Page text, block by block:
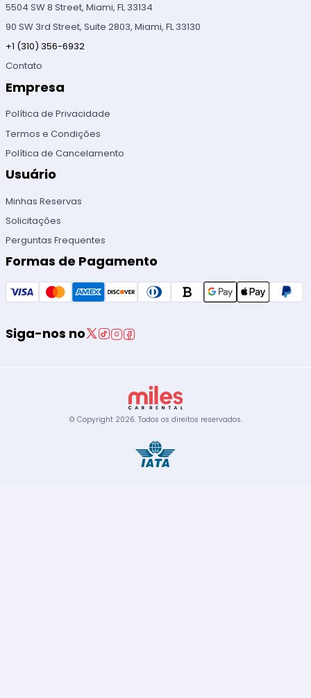
5504 SW 8 Street, Miami, FL 33134
90 SW 3rd Street, Suite 2803, Miami, FL 33130
+1 (310) 356-6932
Contato
Empresa
Política de Privacidade
Termos e Condições
Política de Cancelamento
Usuário
Minhas Reservas
Solicitações
Perguntas Frequentes
Formas de Pagamento
Siga-nos no
© Copyright 2026. Todos os direitos reservados.